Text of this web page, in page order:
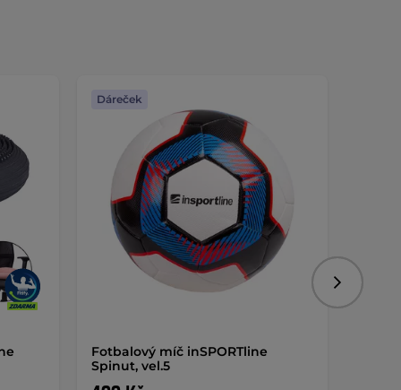
Fotbalový míč inSPORTline
Spinut, vel.5
Dáreček